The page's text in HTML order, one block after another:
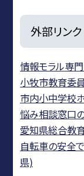
外部リンク
情報モラル専門
小牧市教育委
市内小中学校
悩み相談窓口
愛知県総合教
自転車の安全
県)